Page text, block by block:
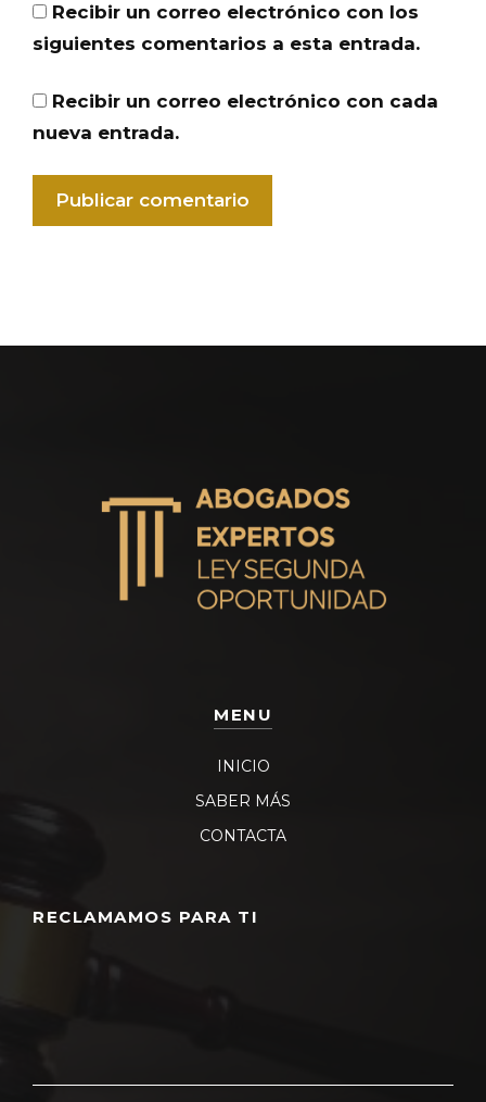
Recibir un correo electrónico con los
siguientes comentarios a esta entrada.
Recibir un correo electrónico con cada
nueva entrada.
MENU
INICIO
SABER MÁS
CONTACTA
RECLAMAMOS PARA TI